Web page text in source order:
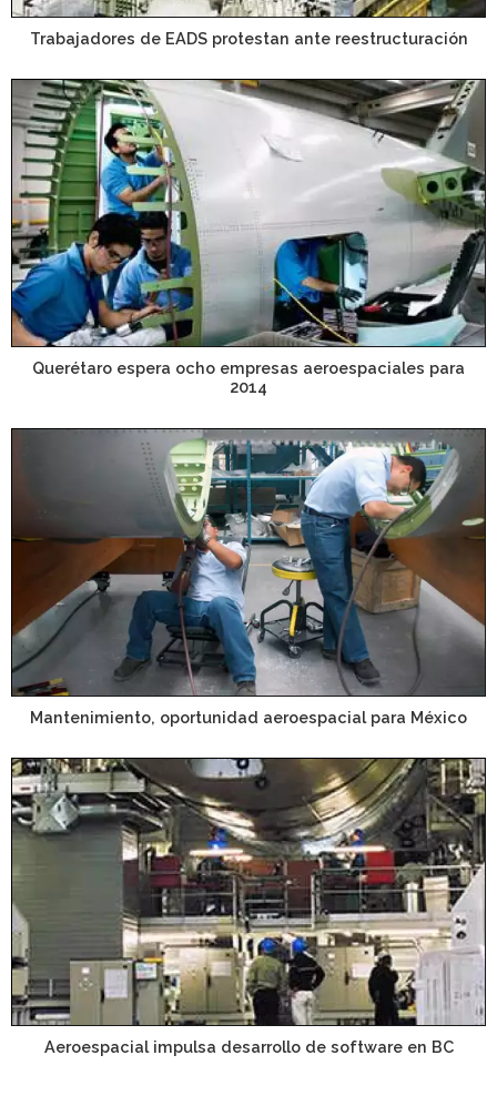
Trabajadores de EADS protestan ante reestructuración
Querétaro espera ocho empresas aeroespaciales para
2014
Mantenimiento, oportunidad aeroespacial para México
Aeroespacial impulsa desarrollo de software en BC